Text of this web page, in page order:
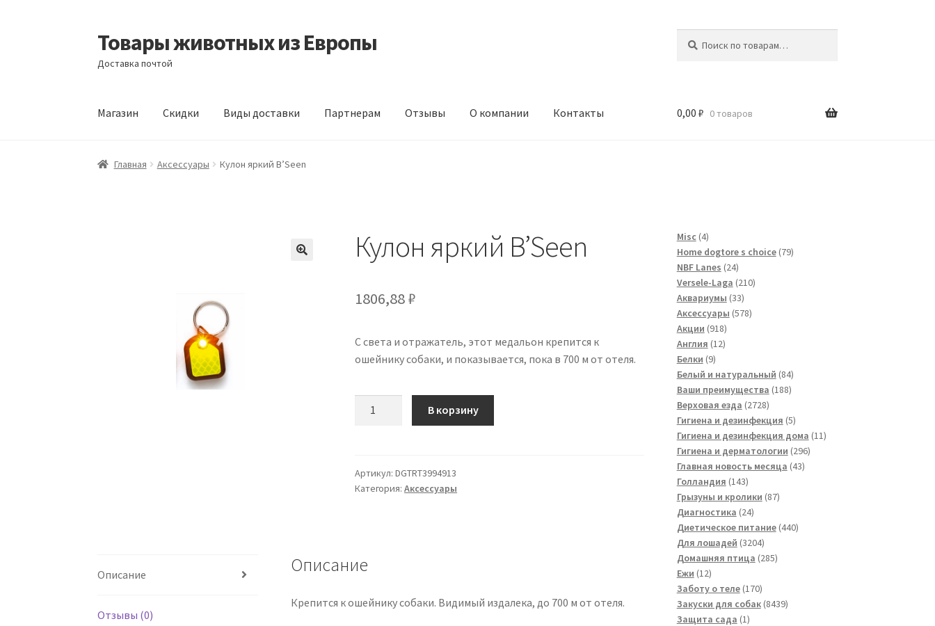
Перейти
к
навигации
Перейти
к
содержимому
Товары животных из Европы
Доставка почтой
Магазин Скидки Виды доставки Партнерам Отзывы О компании Контакты
Главная Виды доставки Заказать доставку корма из Германии
0,00 ₽ 0 товаров
Главная Аксессуары Кулон яркий B’Seen
Кулон яркий B’Seen
1806,88₽
С света и отражатель, этот медальон крепится к
ошейнику собаки, и показывается, пока в 700 м от отеля.
B'Seen
В корзину
Артикул:DGTRT3994913
Категория:Аксессуары
Описание
Отзывы (0)
Описание
Крепится к ошейнику собаки. Видимый издалека, до 700 м от отеля.
Misc 44
товара
Home dogtore s choice 7979
NBF Lanes 2424
товара
Versele-Laga 210210
Аквариумы 3333
товара
Аксессуары 578578
Акции 918918
товаров
Англия 1212
Белки 99
товаров
Белый и натуральный 8484
товара
Ваши преимущества 188188
Верховая езда 27282728
товаров
Гигиена и дезинфекция 55
товаров
Гигиена и дезинфекция дома 1111
Гигиена и дерматологии 296296
Главная новость месяца 4343
Голландия 143143
товара
Грызуны и кролики 8787
Диагностика 2424
товара
Диетическое питание 440440
Для лошадей 32043204
товара
Домашняя птица 285285
Ежи 1212
товаров
Заботу о теле 170170
товаров
Закуски для собак 84398439
Защита сада 11